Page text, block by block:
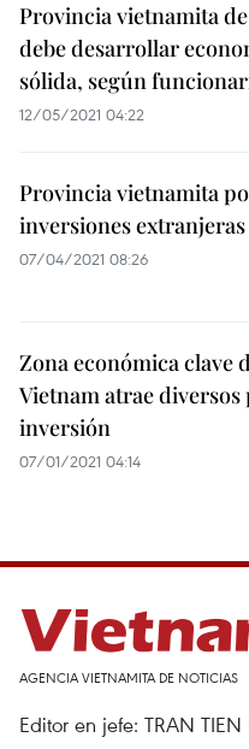
Provincia vietnamita
debe desarrollar
sólida, según
12/05/2021 04:22
Provincia vietnamita
inversiones extranjeras
07/04/2021 08:26
Zona económica clave
Vietnam atrae diversos
inversión
07/01/2021 04:14
AGENCIA VIETNAMITA DE NOTICIAS
Editor en jefe: TRAN TIEN